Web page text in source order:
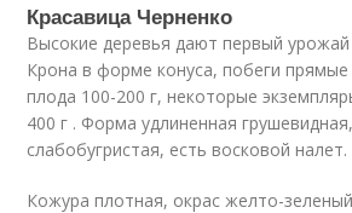
Красавица Черненко
Высокие деревья дают первый урожай
Крона в форме конуса, побеги
плода 100-200 г, некоторые
400 г . Форма удлиненная
слабобугристая, есть восковой налет.
Кожура плотная, окрас желто-